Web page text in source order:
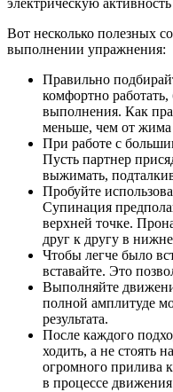
электрическую
Вот несколько полезных
выполнении упражнения:
Правильно
комфортно
выполнения. Как
меньше, чем от жима
При работе с
Пусть партнер
выжимать,
Пробуйте
Супинация
верхней точке.
друг к другу в
Чтобы легче было
вставайте. Это
Выполняйте
полной амплитуде
результата.
После каждого
ходить, а не стоять
огромного прилива
в процессе